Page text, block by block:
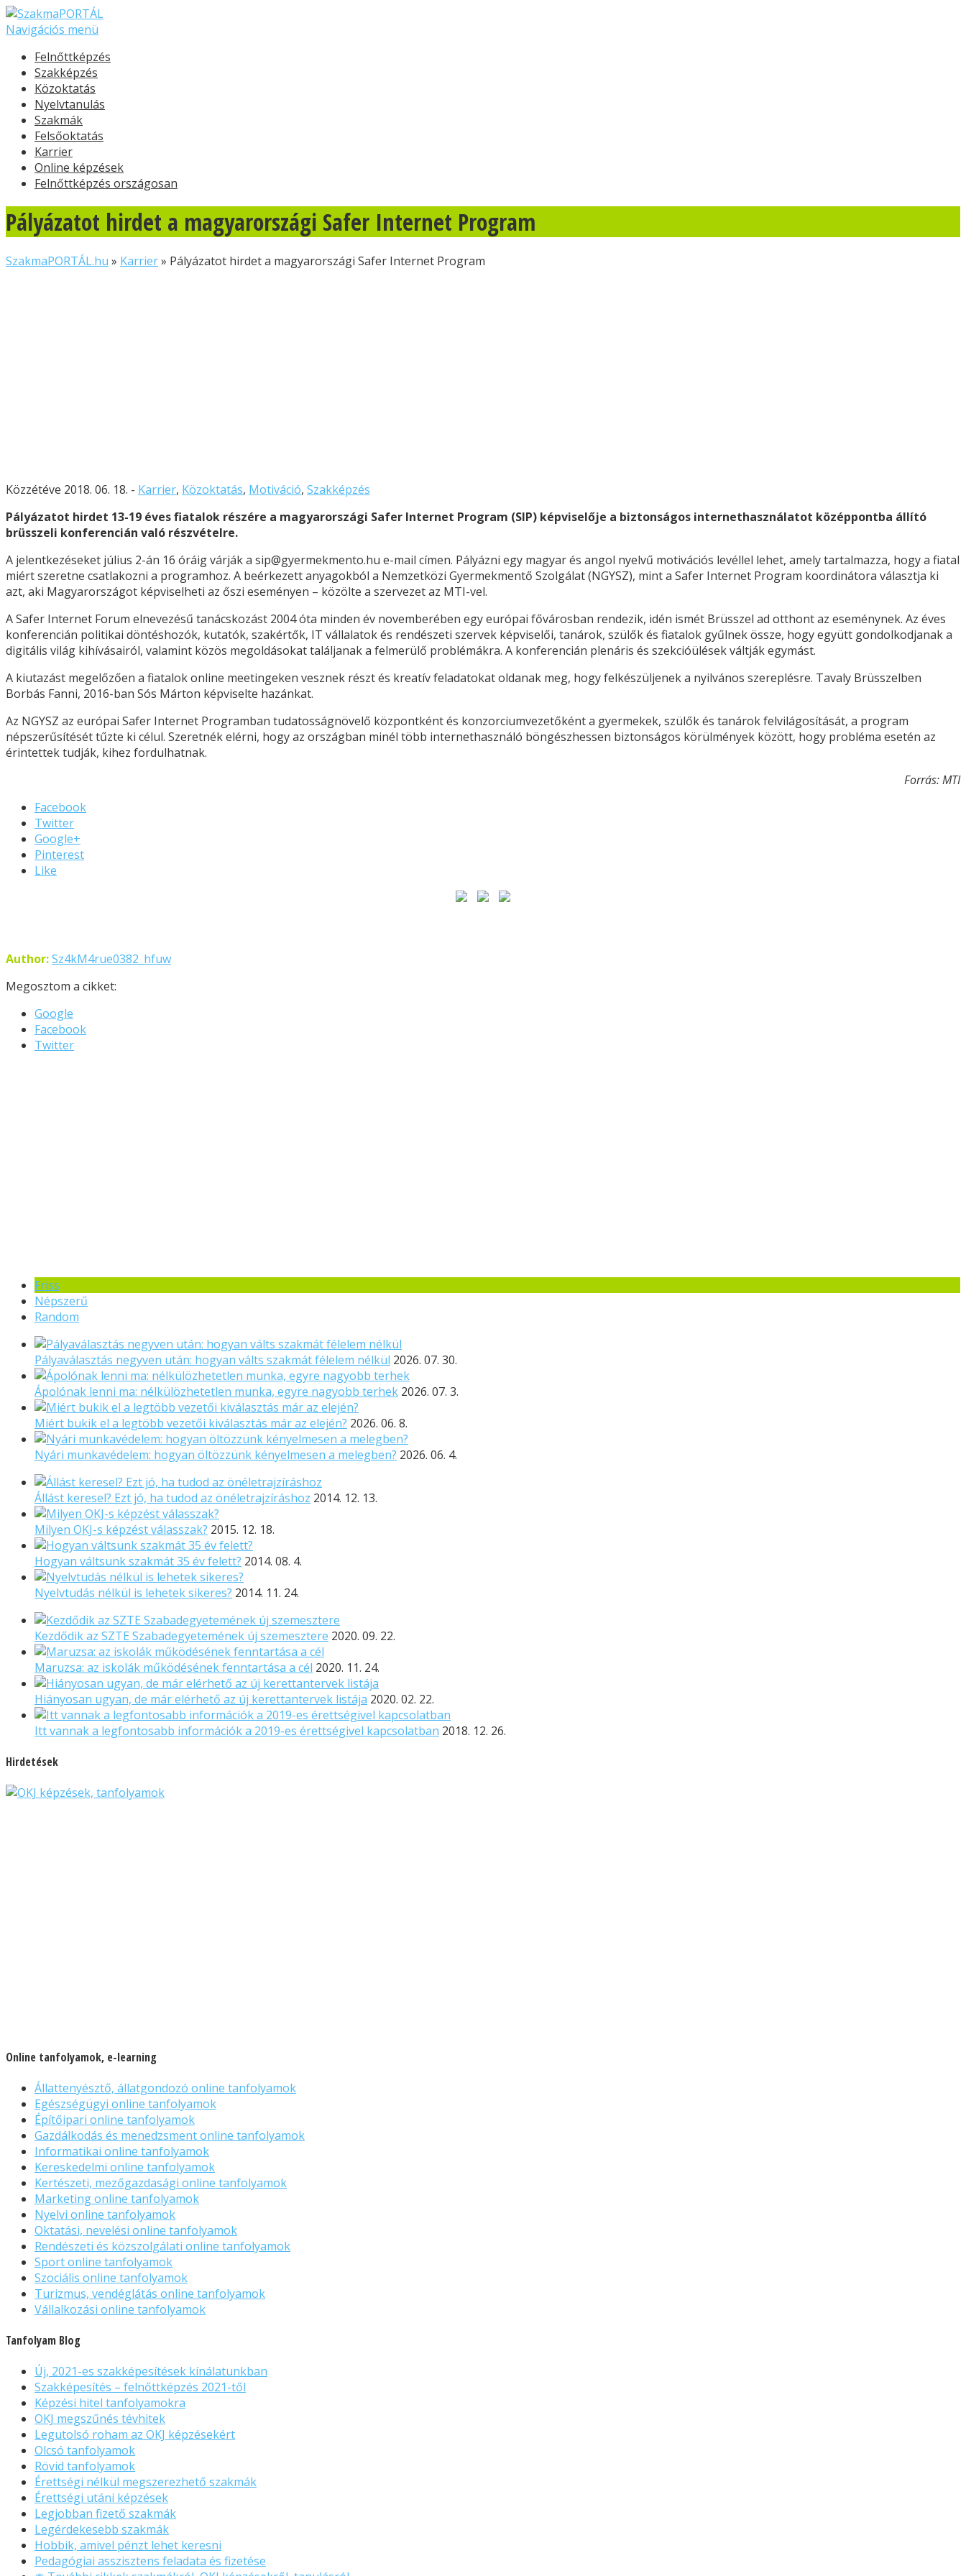
Navigációs menü
Felnőttképzés
Szakképzés
Közoktatás
Nyelvtanulás
Szakmák
Felsőoktatás
Karrier
Online képzések
Felnőttképzés országosan
Pályázatot hirdet a magyarországi Safer Internet Program
SzakmaPORTÁL.hu » Karrier» Pályázatot hirdet a magyarországi Safer Internet Program
Közzétéve 2018. 06. 18. - Karrier, Közoktatás, Motiváció, Szakképzés
Pályázatot hirdet 13-19 éves fiatalok részére a magyarországi Safer Internet Program (SIP) képviselője a biztonságos internethasználatot középpontba állító
brüsszeli konferencián való részvételre.
A jelentkezéseket július 2-án 16 óráig várják a sip@gyermekmento.hu e-mail címen. Pályázni egy magyar és angol nyelvű motivációs levéllel lehet, amely tartalmazza, hogy a fiatal
miért szeretne csatlakozni a programhoz. A beérkezett anyagokból a Nemzetközi Gyermekmentő Szolgálat (NGYSZ), mint a Safer Internet Program koordinátora választja ki
azt, aki Magyarországot képviselheti az őszi eseményen – közölte a szervezet az MTI-vel.
A Safer Internet Forum elnevezésű tanácskozást 2004 óta minden év novemberében egy európai fővárosban rendezik, idén ismét Brüsszel ad otthont az eseménynek. Az éves
konferencián politikai döntéshozók, kutatók, szakértők, IT vállalatok és rendészeti szervek képviselői, tanárok, szülők és fiatalok gyűlnek össze, hogy együtt gondolkodjanak a
digitális világ kihívásairól, valamint közös megoldásokat találjanak a felmerülő problémákra. A konferencián plenáris és szekcióülések váltják egymást.
A kiutazást megelőzően a fiatalok online meetingeken vesznek részt és kreatív feladatokat oldanak meg, hogy felkészüljenek a nyilvános szereplésre. Tavaly Brüsszelben
Borbás Fanni, 2016-ban Sós Márton képviselte hazánkat.
Az NGYSZ az európai Safer Internet Programban tudatosságnövelő központként és konzorciumvezetőként a gyermekek, szülők és tanárok felvilágosítását, a program
népszerűsítését tűzte ki célul. Szeretnék elérni, hogy az országban minél több internethasználó böngészhessen biztonságos körülmények között, hogy probléma esetén az
érintettek tudják, kihez fordulhatnak.
Forrás: MTI
Facebook
Twitter
Google+
Pinterest
Like
Author:Sz4kM4rue0382_hfuw
Megosztom a cikket:
Google
Facebook
Twitter
Friss
Népszerű
Random
Pályaválasztás negyven után: hogyan válts szakmát félelem nélkül 2026. 07. 30.
Ápolónak lenni ma: nélkülözhetetlen munka, egyre nagyobb terhek 2026. 07. 3.
Miért bukik el a legtöbb vezetői kiválasztás már az elején? 2026. 06. 8.
Nyári munkavédelem: hogyan öltözzünk kényelmesen a melegben? 2026. 06. 4.
Állást keresel? Ezt jó, ha tudod az önéletrajzíráshoz 2014. 12. 13.
Milyen OKJ-s képzést válasszak? 2015. 12. 18.
Hogyan váltsunk szakmát 35 év felett? 2014. 08. 4.
Nyelvtudás nélkül is lehetek sikeres? 2014. 11. 24.
Kezdődik az SZTE Szabadegyetemének új szemesztere 2020. 09. 22.
Maruzsa: az iskolák működésének fenntartása a cél 2020. 11. 24.
Hiányosan ugyan, de már elérhető az új kerettantervek listája 2020. 02. 22.
Itt vannak a legfontosabb információk a 2019-es érettségivel kapcsolatban 2018. 12. 26.
Hirdetések
Online tanfolyamok, e-learning
Állattenyésztő, állatgondozó online tanfolyamok
Egészségügyi online tanfolyamok
Építőipari online tanfolyamok
Gazdálkodás és menedzsment online tanfolyamok
Informatikai online tanfolyamok
Kereskedelmi online tanfolyamok
Kertészeti, mezőgazdasági online tanfolyamok
Marketing online tanfolyamok
Nyelvi online tanfolyamok
Oktatási, nevelési online tanfolyamok
Rendészeti és közszolgálati online tanfolyamok
Sport online tanfolyamok
Szociális online tanfolyamok
Turizmus, vendéglátás online tanfolyamok
Vállalkozási online tanfolyamok
Tanfolyam Blog
Új, 2021-es szakképesítések kínálatunkban
Szakképesítés – felnőttképzés 2021-től
Képzési hitel tanfolyamokra
OKJ megszűnés tévhitek
Legutolsó roham az OKJ képzésekért
Olcsó tanfolyamok
Rövid tanfolyamok
Érettségi nélkül megszerezhető szakmák
Érettségi utáni képzések
Legjobban fizető szakmák
Legérdekesebb szakmák
Hobbik, amivel pénzt lehet keresni
Pedagógiai asszisztens feladata és fizetése